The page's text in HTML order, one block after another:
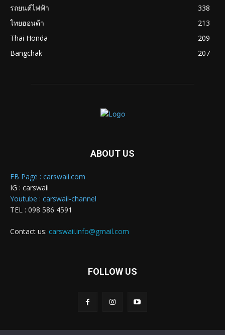
รถยนต์ไฟฟ้า
338
ไทยฮอนด้า
213
Thai Honda
209
Bangchak
207
ABOUT US
FB Page : carswaii.com
IG : carswaii
Youtube : carswaii-channel
TEL : 098 586 4591
Contact us: carswaii.info@gmail.com
FOLLOW US